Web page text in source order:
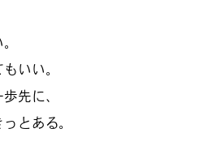
」編集部と一緒に、いつも
探してくれる仲間「サポー
すめのお店や特集してほし
いい。
先に、
とある。